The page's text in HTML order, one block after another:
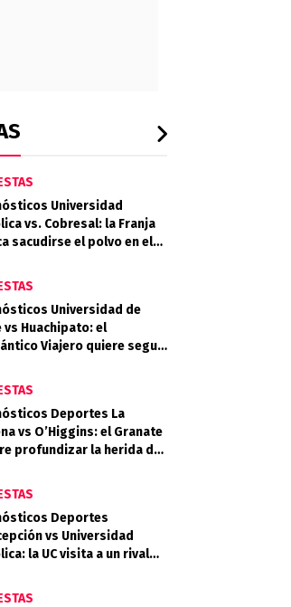
Universidad
vs. Cobresal: la Franja
sacudirse el polvo en el
Universidad de
vs Huachipato: el
Viajero quiere seguir
Deportes La
vs O’Higgins: el Granate
profundizar la herida del
Deportes
vs Universidad
la UC visita a un rival